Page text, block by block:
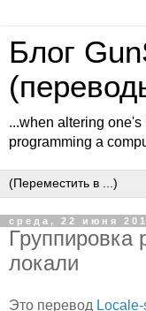
Блог
...when altering
programming a
среда, 22 июня
Группировка
локали
Это перевод